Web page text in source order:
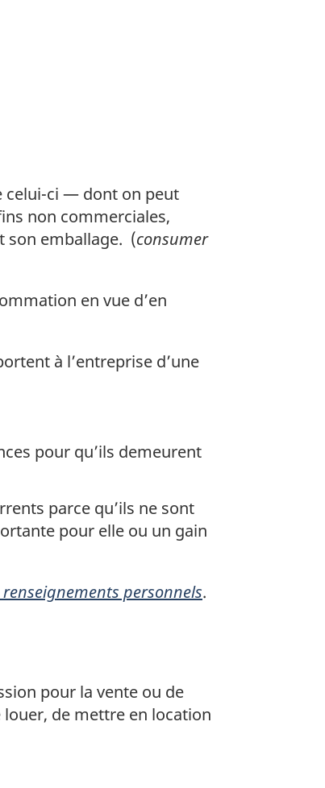
celui-ci — dont on peut
non commerciales,
son emballage. (consumer
en vue d’en
à l’entreprise d’une
pour qu’ils demeurent
parce qu’ils ne sont
pour elle ou un gain
personnels.
pour la vente ou de
de mettre en location